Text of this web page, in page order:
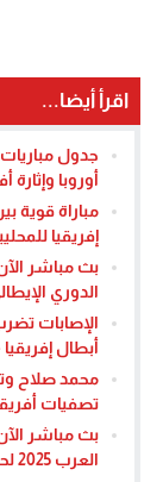
اقرأ أيضا...
أوروبا
مباراة
إفريقيا
بث مباشر
الدوري
الإصابات
أبطال إفريقيا
محمد صلاح
تصفيات أفريقيا
بث مباشر
العرب 2025 لحظة بلحظة